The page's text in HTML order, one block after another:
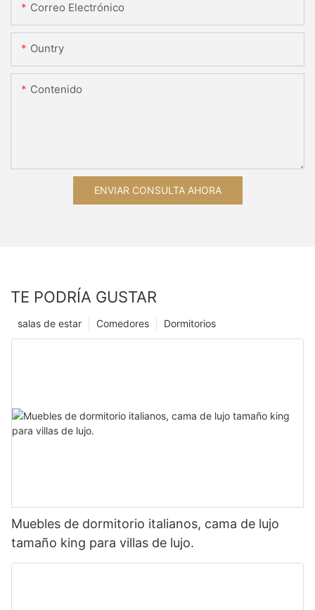
Correo Electrónico
Ountry
Contenido
ENVIAR CONSULTA AHORA
TE PODRÍA GUSTAR
Dormitorios
Comedores
salas de estar
Muebles de dormitorio italianos, cama de lujo
tamaño king para villas de lujo.